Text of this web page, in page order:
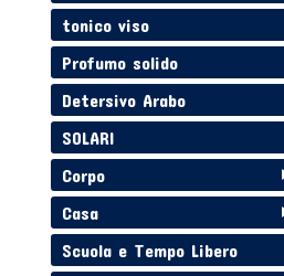
tonico viso
Profumo solido
Detersivo Arabo
SOLARI
Corpo
Casa
Scuola e Tempo Libero